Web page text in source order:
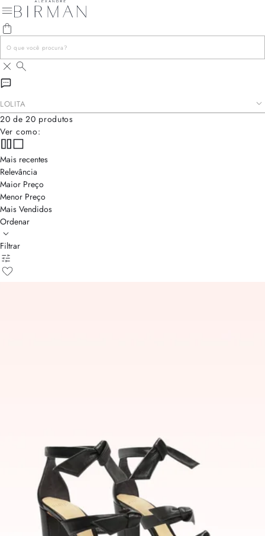
LOLITA
Com três laços delicados e design refinado, a sandália __ é a
personificação da elegância moderna. Um modelo único, que
combina sofisticação e charme, tornando-se a escolha perfeita
para quem busca um toque distinto e inesquecível em cada passo.
20 de 20 produtos
Ver como:
Mais recentes
Relevância
Maior Preço
Menor Preço
Mais Vendidos
Ordenar
Filtrar